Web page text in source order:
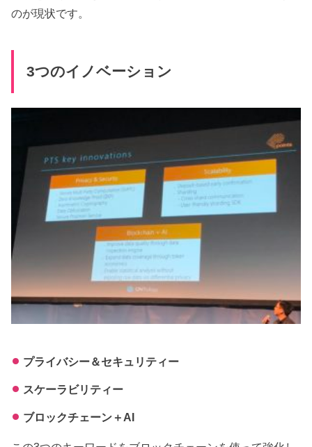
のが現状です。
3つのイノベーション
プライバシー＆セキュリティー
スケーラビリティー
ブロックチェーン＋AI